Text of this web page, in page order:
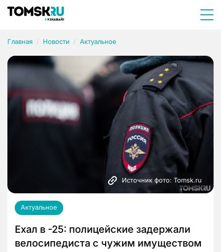
Главная Новости Актуальное
Источник фото: Tomsk.ru
Актуальное
Ехал в -25: полицейские задержали
велосипедиста с чужим имуществом